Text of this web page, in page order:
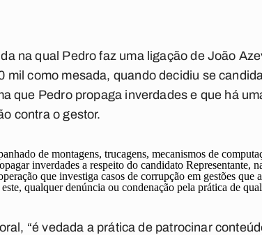
na qual Pedro faz uma ligação de João
mil como mesada, quando decidiu se
que Pedro propaga inverdades e que há
contra o gestor.
de montagens, trucagens, mecanismos de
inverdades a respeito do candidato Representante,
que investiga casos de corrupção em gestões que
qualquer denúncia ou condenação pela prática de
“é vedada a prática de patrocinar